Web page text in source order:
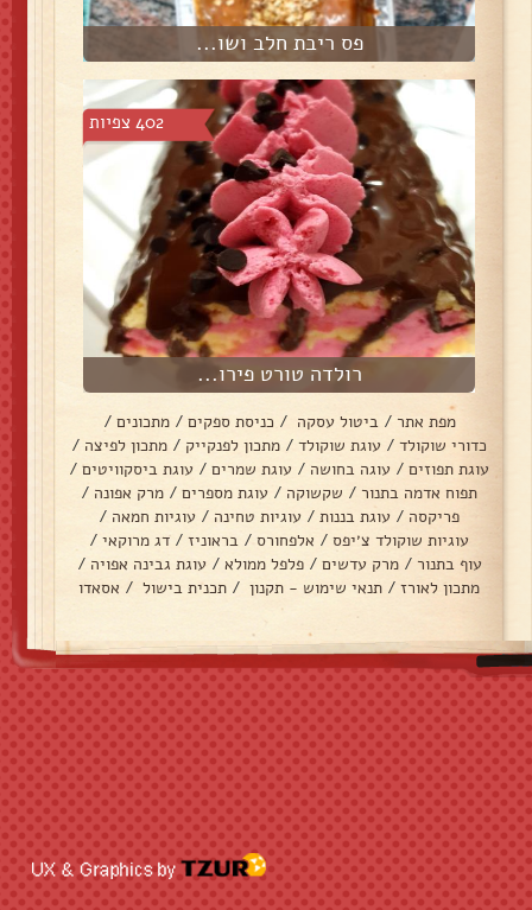
פס ריבת חלב ושו...
402 צפיות
רולדה טורט פירו...
מפת אתר / ביטול עסקה / כניסת ספקים / מתכונים /
כדורי שוקולד / עוגת שוקולד / מתכון לפנקייק / מתכון לפיצה /
עוגת תפוזים / עוגה בחושה / עוגת שמרים / עוגת ביסקוויטים /
תפוח אדמה בתנור / שקשוקה / עוגת מספרים / מרק אפונה /
פריקסה / עוגת בננות / עוגיות טחינה / עוגיות חמאה /
עוגיות שוקולד צ׳יפס / אלפחורס / בראוניז / דג מרוקאי /
עוף בתנור / מרק עדשים / פלפל ממולא / עוגת גבינה אפויה /
מתכון לאורז / תנאי שימוש - תקנון / תכנית בישול / אסאדו